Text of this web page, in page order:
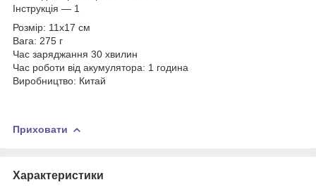
Інструкція — 1
Розмір: 11х17 см
Вага: 275 г
Час заряджання 30 хвилин
Час роботи від акумулятора: 1 година
Виробництво: Китай
Приховати
Характеристики